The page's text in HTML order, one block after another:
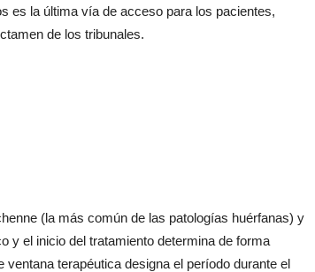
es la última vía de acceso para los pacientes,
de los tribunales.
(la más común de las patologías huérfanas) y
y el inicio del tratamiento determina de forma
terapéutica designa el período durante el